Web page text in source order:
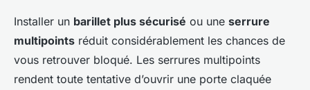
Installer un barillet plus sécurisé ou une serrure
multipoints réduit considérablement les chances de
vous retrouver bloqué. Les serrures multipoints
rendent toute tentative d’ouvrir une porte claquée